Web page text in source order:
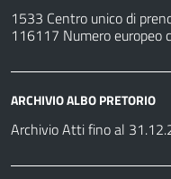
1533 Centro unico di
116117 Numero europeo
ARCHIVIO ALBO PRETORIO
Archivio Atti fino al